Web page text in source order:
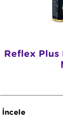
Reflex Plus
İncele